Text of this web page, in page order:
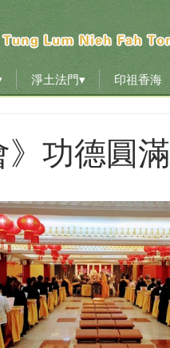
淨土法門▾ 印祖香海
淨土法門▾ 印祖香海
》功德圓滿